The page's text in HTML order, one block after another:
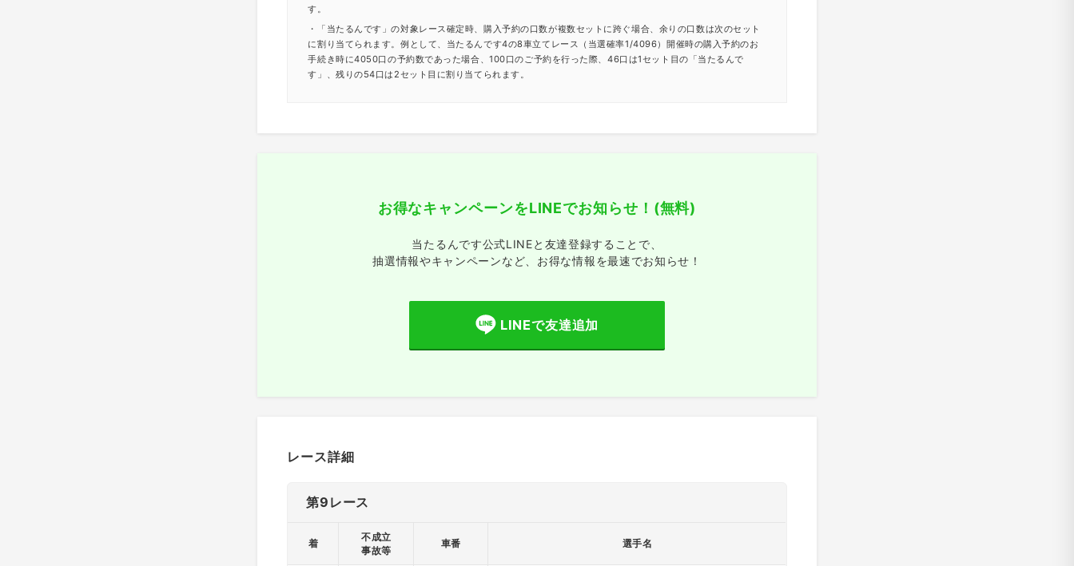
す。
・「当たるんです」の対象レース確定時、購入予約の口数が複数セットに跨ぐ場合、余りの口数は次のセット
に割り当てられます。例として、当たるんです4の8車立てレース（当選確率1/4096）開催時の購入予約のお
手続き時に4050口の予約数であった場合、100口のご予約を行った際、46口は1セット目の「当たるんで
す」、残りの54口は2セット目に割り当てられます。
お得なキャンペーンをLINEでお知らせ！ (無料)
当たるんです公式LINEと友達登録することで、
抽選情報やキャンペーンなど、 お得な情報を最速でお知らせ！
LINEで友達追加
レース詳細
第9レース
着
不成立
事故等
車番 選手名